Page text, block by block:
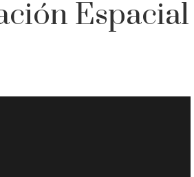
Espacial